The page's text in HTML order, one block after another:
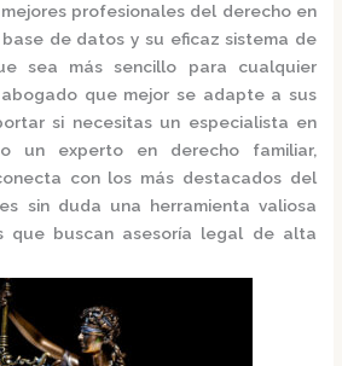
profesionales del derecho en
de datos y su eficaz sistema de
sea más sencillo para cualquier
que mejor se adapte a sus
si necesitas un especialista en
un experto en derecho familiar,
con los más destacados del
sin duda una herramienta valiosa
que buscan asesoría legal de alta